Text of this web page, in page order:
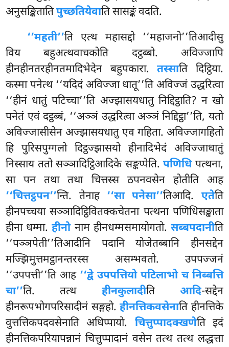
अनुसङ्कितातिपुच्छतियेवाति सासङ्कं वदति.
‘‘महती’’ति एत्थ महासद्दो ‘‘महाजनो’’तिआदीसु
विय बहुअत्थवाचकोति दट्ठब्बो. अविज्जापि
हीनहीनतरहीनतमादिभेदेन बहुपकारा.तस्साति दिट्ठिया.
कस्मा पनेत्थ ‘‘यदिदं अविज्जा धातू’’ति अविज्जं उद्धरित्वा
‘‘हीनं धातुं पटिच्चा’’ति अज्झासयधातु निद्दिट्ठाति? न खो
पनेतं एवं दट्ठब्बं, ‘‘अञ्ञं उद्धरित्वा अञ्ञं निद्दिट्ठा’’ति, यतो
अविज्जासीसेन अज्झासयधातु एव गहिता. अविज्जागहितो
हि पुरिसपुग्गलो दिट्ठज्झासयो हीनादिभेदं अविज्जाधातुं
निस्साय ततो सञ्ञादिट्ठिआदिके सङ्कप्पेति.पणिधिपत्थना,
सा पन तथा तथा चित्तस्स ठपनवसेन होतीति आह
‘‘चित्तट्ठपन’’न्ति. तेनाह ‘‘सा पनेसा’’तिआदि. एतेति
हीनपच्चया सञ्ञादिट्ठिवितक्कचेतना पत्थना पणिधिसङ्खाता
हीना धम्मा.हीनोनाम हीनधम्मसमायोगतो. सब्बपदानीति
‘‘पञ्ञपेती’’तिआदीनि पदानि योजेतब्बानि हीनसद्देन
मज्झिमुत्तमट्ठानन्तरस्स असम्भवतो. उपपज्जनं
‘‘उपपत्ती’’ति आह ‘‘द्वे उपपत्तियो पटिलाभो च निब्बत्ति
चा’’ति. तत्थ हीनकुलादीति आदि-सद्देन
हीनरूपभोगपरिसादीनं सङ्गहो.हीनत्तिकवसेनाति हीनत्तिके
वुत्तत्तिकपदवसेनाति अधिप्पायो. चित्तुप्पादक्खणेति इदं
हीनत्तिकपरियापन्नानं चित्तुप्पादानं वसेन तत्थ तत्थ लद्धत्ता